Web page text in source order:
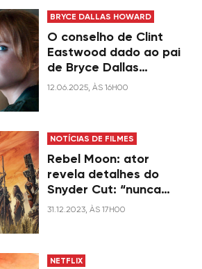
BRYCE DALLAS HOWARD
O conselho de Clint
Eastwood dado ao pai
de Bryce Dallas
Howard que ela segue
12.06.2025, ÀS 16H00
NOTÍCIAS DE FILMES
Rebel Moon: ator
revela detalhes do
Snyder Cut: “nunca
vimos nada parecido”
31.12.2023, ÀS 17H00
NETFLIX